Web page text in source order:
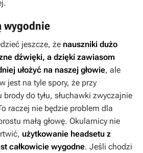
wygodnie
jeszcze, że nauszniki dużo
dźwięki, a dzięki zawiasom
ułożyć na naszej głowie, ale
jest na tyle spory, że przy
do tyłu, słuchawki zwyczajnie
raczej nie będzie problem dla
małą głowę. Okularnicy nie
użytkowanie headsetu z
całkowicie wygodne. Jeśli chodzi